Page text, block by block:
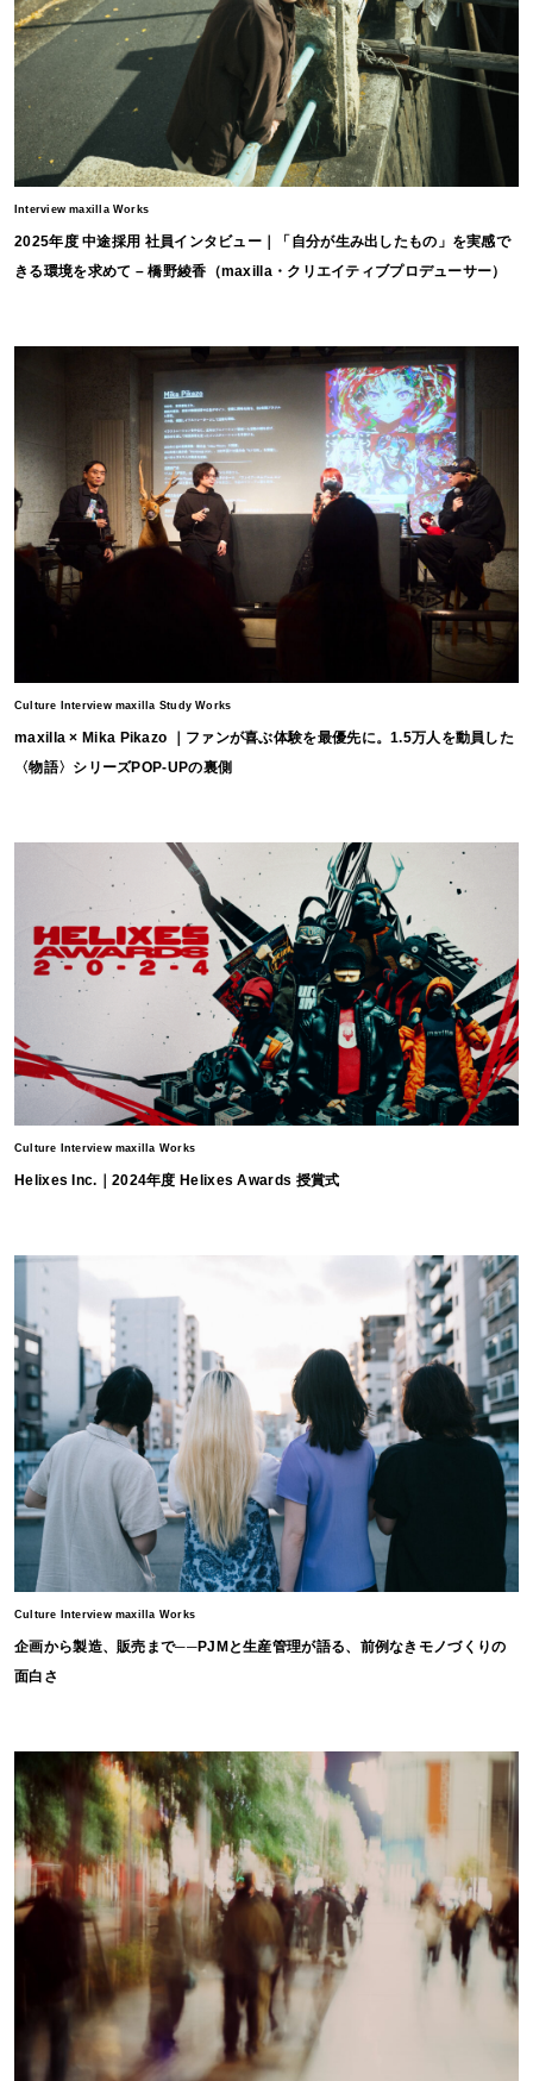
Interview maxilla Works
2025年度 中途採用 社員インタビュー｜「自分が生み出したもの」を実感で
きる環境を求めて – 橋野綾香（maxilla・クリエイティブプロデューサー）
Culture Interview maxilla Study Works
maxilla × Mika Pikazo ｜ファンが喜ぶ体験を最優先に。1.5万人を動員した
〈物語〉シリーズPOP-UPの裏側
Culture Interview maxilla Works
Helixes Inc.｜2024年度 Helixes Awards 授賞式
Culture Interview maxilla Works
企画から製造、販売まで──PJMと生産管理が語る、前例なきモノづくりの
面白さ